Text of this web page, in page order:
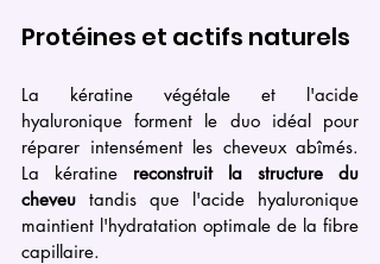
Protéines et actifs naturels
La kératine végétale et l'acide
hyaluronique forment le duo idéal pour
réparer intensément les cheveux abîmés.
La kératine reconstruit la structure du
cheveu tandis que l'acide hyaluronique
maintient l'hydratation optimale de la fibre
capillaire.